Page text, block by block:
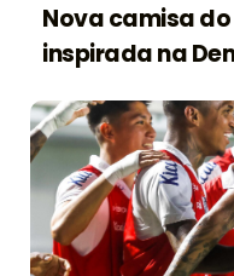
Nova camisa
inspirada na